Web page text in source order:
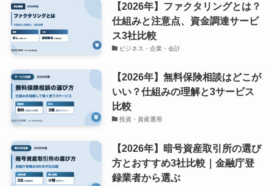
【2026年】ファクタリングとは？
仕組みと注意点、資金調達サービ
ス3社比較
ビジネス・企業・会計
【2026年】無料保険相談はどこが
いい？仕組みの理解と3サービス
比較
投資・資産運用
【2026年】暗号資産取引所の選び
方とおすすめ3社比較｜金融庁登
録業者から選ぶ